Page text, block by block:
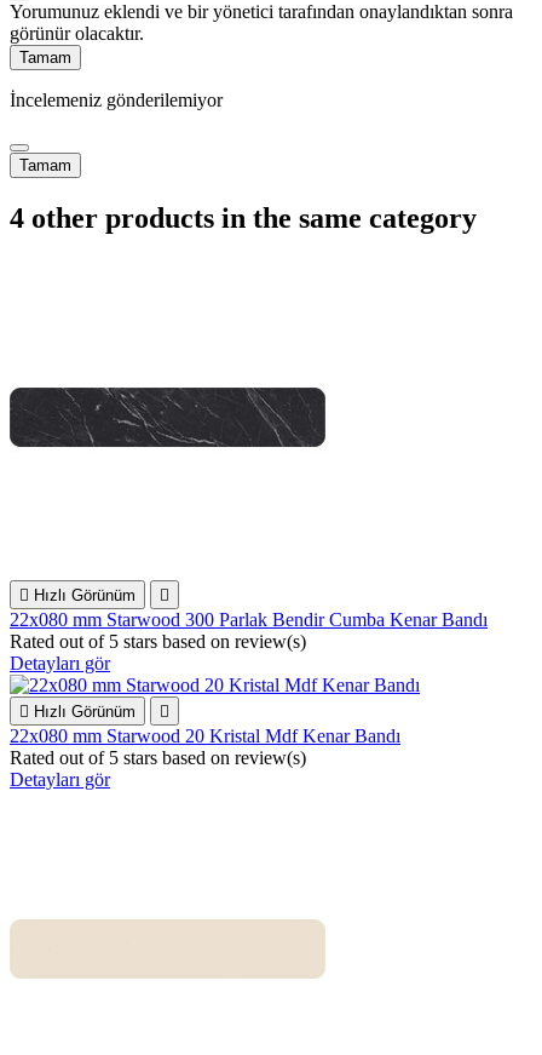
Yorumunuz eklendi ve bir yönetici tarafından onaylandıktan sonra
görünür olacaktır.
Tamam
İncelemeniz gönderilemiyor
Tamam
4 other products in the same category
 Hızlı Görünüm 
22x080 mm Starwood 300 Parlak Bendir Cumba Kenar Bandı
Rated out of 5 stars based on review(s)
Detayları gör
 Hızlı Görünüm 
22x080 mm Starwood 20 Kristal Mdf Kenar Bandı
Rated out of 5 stars based on review(s)
Detayları gör